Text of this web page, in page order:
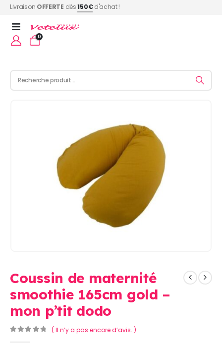
Livraison OFFERTE dès150€d'achat !
0
Coussin de maternité
smoothie 165cm gold –
mon p’tit dodo
( Il n’y a pas encore d’avis. )